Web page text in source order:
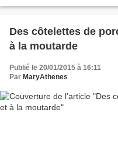
Des côtelettes de
à la moutarde
Publié le 20/01/2015 à 16:11
Par MaryAthenes